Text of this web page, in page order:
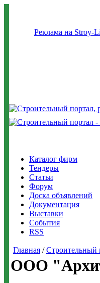
Реклама на Stroy-
Каталог фирм
Тендеры
Статьи
Форум
Доска объявлений
Документация
Выставки
События
RSS
Главная /Строительный
ООО